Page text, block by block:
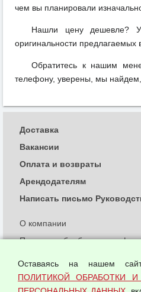
чем вы планировали
Нашли цену дешевле?
оригинальности предлагаемых
Обратитесь к нашим
телефону, уверены, мы
О компании
Политика обработки и
Согласием на обработку
Оферта оптовой купли-продажи
Доставка
Вакансии
Оплата и возвраты
Арендодателям
Написать письмо
Оставаясь на нашем
ПОЛИТИКОЙ ОБРАБОТКИ